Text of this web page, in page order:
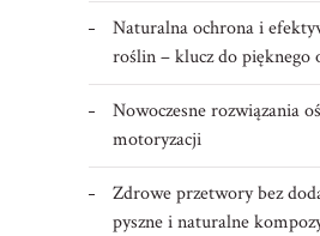
Naturalna ochrona i
roślin – klucz do pięknego
Nowoczesne rozwiązania
motoryzacji
Zdrowe przetwory bez
pyszne i naturalne